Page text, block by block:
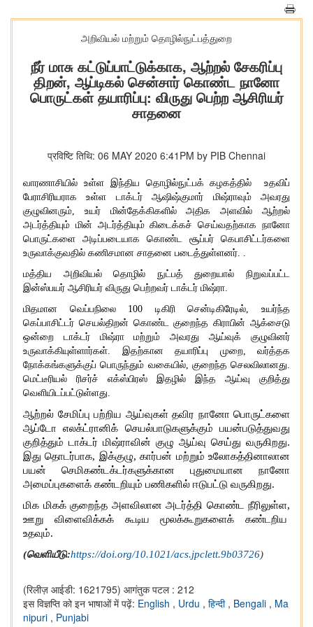
அறிவியல் மற்றும் தொழில்நுட்பத்துறை
நீர் மாசு கட்டுப்பாட்டுக்காக, ஆற்றல் சேகரிப்பு
திறன், ஆப்டிகல் சென்சார் கொண்ட நானோ
பொருட்கள் தயாரிப்பு: விருது பெற்ற ஆசிரியர்
சாதனை
प्रविष्टि तिथि: 06 MAY 2020 6:41PM by PIB Chennai
வாரணாசியில் உள்ள இந்திய தொழில்நுட்பக் கழகத்தில் உதவிப்
பேராசிரியராக உள்ள டாக்டர் ஆஷிஷ்குமார் மிஷ்ராவும் அவரது
குழுவினரும், உயர் மின்தேக்கிகளில் அதிக அளவில் ஆற்றல்
அடர்த்தியும் மின் அடர்த்தியும் கிடைக்கச் செய்வதற்காக நானோ
பொருட்களை அடிப்படையாக கொண்ட சூப்பர் கெபாசிட்டர்களை
உருவாக்குவதில் கணிசமான சாதனை படைத்துள்ளனர். .
மத்திய அறிவியல் தொழில் நுட்பத் துறையால் நிறுவப்பட்ட
இன்ஸ்பயர் ஆசிரியர் விருது பெற்றவர் டாக்டர் மிஷ்ரா.
மிதமான வெப்பநிலை 100 டிகிரி சென்டிகிரேடில், உயர்ந்த
கெப்பாசிட்டர் செயல்திறன் கொண்ட குறைந்த கிராபின் ஆக்சைடு
ஒன்றை டாக்டர் மிஷ்ரா மற்றும் அவரது ஆய்வுக் குழுவினர்
உருவாக்கியுள்ளார்கள். இதற்கான தயாரிப்பு முறை, வர்த்தக
நோக்கங்களுக்குப் பொருந்தும் வகையில், குறைந்த செலவிலானது.
மெட்டீரியல் ரிசர்ச் எக்ஸ்பிரஸ் இதழில் இந்த ஆய்வு குறித்து
வெளியிடப்பட்டுள்ளது.
ஆற்றல் சேமிப்பு பற்றிய ஆய்வுகள் தவிர நானோ பொருட்களை
ஆப்டோ எலக்ட்ரானிக் செயல்பாடுகளுக்கும் பயன்படுத்துவது
குறித்தும் டாக்டர் மிஷ்ராவின் குழு ஆய்வு செய்து வருகிறது.
இது தொடர்பாக, இக்குழு, கார்பன் மற்றும் உலோகத்தினாலான
பயன் செமிகண்டக்டர்களுக்கான புதுமையான நானோ
அமைப்புகளைக் கண்டறியும் பணிகளில் ஈடுபட்டு வருகிறது.
மிக மிகக் குறைந்த அளவிலான அடர்த்தி கொண்ட நீரிலுள்ள,
ஊறு விளைவிக்கக் கூடிய மூலக்கூறுகளைக் கண்டறிய
உதவும்.
(வெளியீடு:https://doi.org/10.1021/acs.jpclett.9b03726)
(रिलीज़ आईडी: 1621795) आगंतुक पटल : 212
इस विज्ञप्ति को इन भाषाओं में पढ़ें: English , Urdu , हिन्दी , Bengali , Ma
nipuri , Punjabi